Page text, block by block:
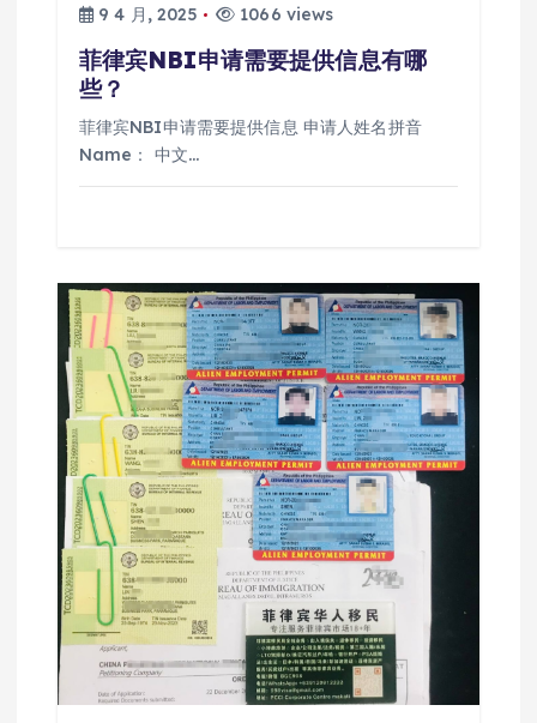
9 4 月, 2025
1066 views
菲律宾NBI申请需要提供信息有哪
些？
菲律宾NBI申请需要提供信息 申请人姓名拼音
Name： 中文…